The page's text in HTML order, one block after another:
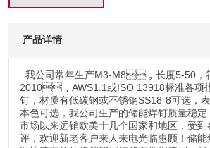
产品详情
我公司常年生产M3-M8，长度5-50
2010，AWS1.1或ISO 13918标准各项
钉，材质有低碳钢或不锈钢SS18-8可选
本色可选，我公司生产的储能焊钉质量稳定
市场以来远销欧美十几个国家和地区，受
评，欢迎新老客户来人来电光临惠顾！